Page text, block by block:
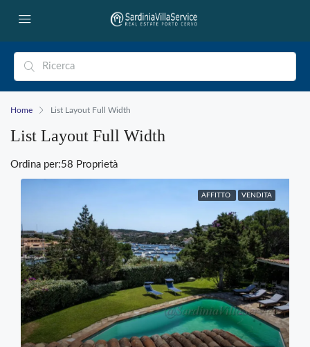
Home List Layout Full Width
List Layout Full Width
58 Proprietà
Ordina per:
AFFITTO VENDITA